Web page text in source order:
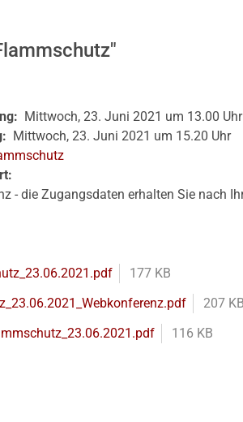
Mittwoch, 23. Juni 2021 um 13.00 Uhr
Mittwoch, 23. Juni 2021 um 15.20 Uhr
- die Zugangsdaten erhalten Sie nach
177 KB
207 KB
116 KB